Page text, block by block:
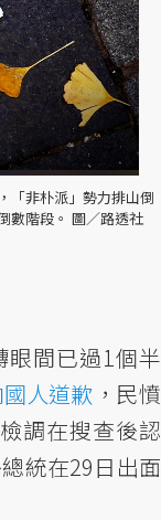
「非朴派」勢力排山倒
數階段。 圖／路透社
眼間已過1個半
人道歉 ，民憤
調在搜查後認
統在29日出面